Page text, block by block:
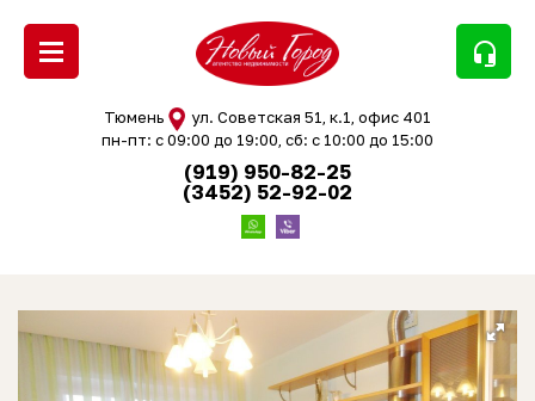
headset_mic
Тюмень
ул. Советская 51, к.1, офис 401
пн-пт: с 09:00 до 19:00, сб: с 10:00 до 15:00
(919) 950-82-25
(3452) 52-92-02